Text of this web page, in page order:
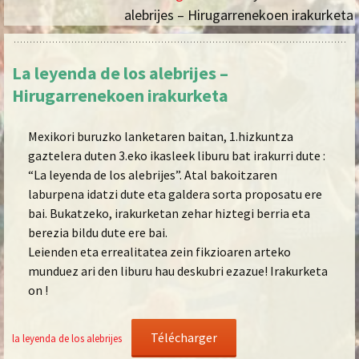
alebrijes – Hirugarrenekoen irakurketa
La leyenda de los alebrijes –
Hirugarrenekoen irakurketa
Mexikori buruzko lanketaren baitan, 1.hizkuntza
gaztelera duten 3.eko ikasleek liburu bat irakurri dute :
“La leyenda de los alebrijes”. Atal bakoitzaren
laburpena idatzi dute eta galdera sorta proposatu ere
bai. Bukatzeko, irakurketan zehar hiztegi berria eta
berezia bildu dute ere bai.
Leienden eta errealitatea zein fikzioaren arteko
munduez ari den liburu hau deskubri ezazue! Irakurketa
on !
la leyenda de los alebrijes Télécharger